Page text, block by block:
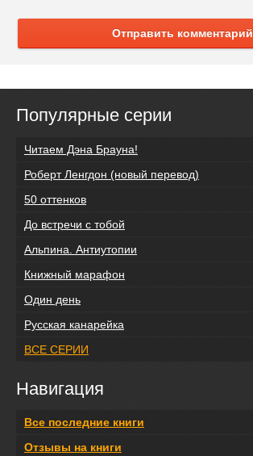
Отправить комментарий
Популярные серии
Читаем Дэна Брауна!
Роберт Ленгдон (новый перевод)
50 оттенков
До встречи с тобой
Альпина. Антиутопии
Книжный марафон
Один день
Русская канарейка
ВСЕ СЕРИИ
Навигация
Все последние книги
Отзывы на книги